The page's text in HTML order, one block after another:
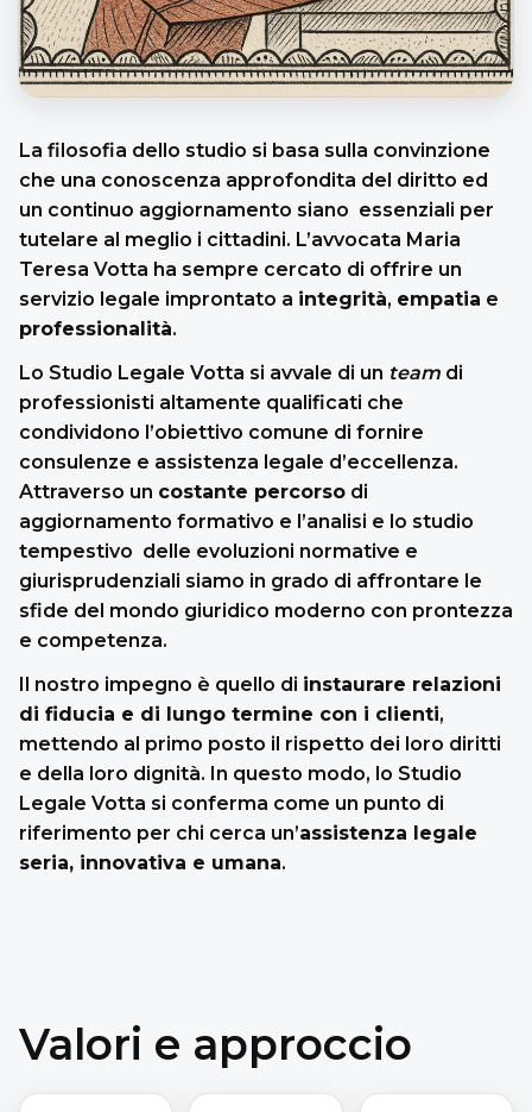
La filosofia dello studio si basa sulla convinzione
che una conoscenza approfondita del diritto ed
un continuo aggiornamento siano essenziali per
tutelare al meglio i cittadini. L’avvocata Maria
Teresa Votta ha sempre cercato di offrire un
servizio legale improntato a integrità, empatia e
professionalità.
Lo Studio Legale Votta si avvale di un team di
professionisti altamente qualificati che
condividono l’obiettivo comune di fornire
consulenze e assistenza legale d’eccellenza.
Attraverso un costante percorso di
aggiornamento formativo e l’analisi e lo studio
tempestivo delle evoluzioni normative e
giurisprudenziali siamo in grado di affrontare le
sfide del mondo giuridico moderno con prontezza
e competenza.
Il nostro impegno è quello di instaurare relazioni
di fiducia e di lungo termine con i clienti,
mettendo al primo posto il rispetto dei loro diritti
e della loro dignità. In questo modo, lo Studio
Legale Votta si conferma come un punto di
riferimento per chi cerca un’assistenza legale
seria, innovativa e umana.
Valori e approccio